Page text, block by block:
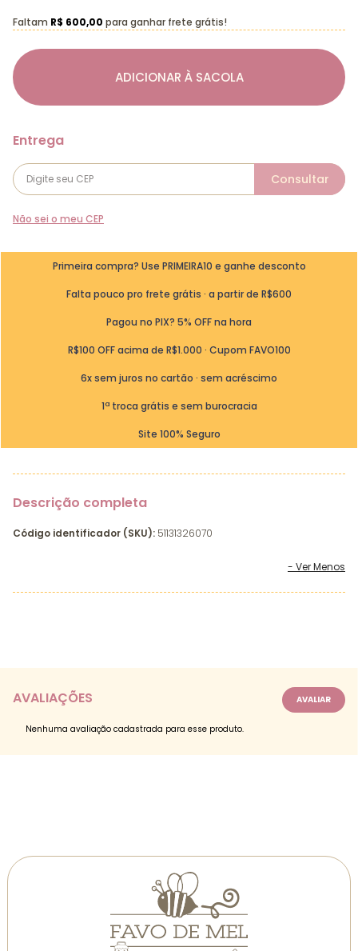
ADICIONAR À SACOLA
Faltam R$ 600,00 para ganhar frete grátis!
Não sei o meu CEP
Primeira compra? Use PRIMEIRA10 e ganhe desconto
Falta pouco pro frete grátis · a partir de R$600
Pagou no PIX? 5% OFF na hora
R$100 OFF acima de R$1.000 · Cupom FAVO100
6x sem juros no cartão · sem acréscimo
1ª troca grátis e sem burocracia
Site 100% Seguro
Descrição completa
Código identificador (SKU): 51131326070
AVALIAÇÕES
Nenhuma avaliação cadastrada para esse produto.